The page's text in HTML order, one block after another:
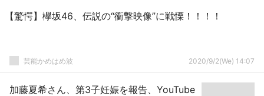
【驚愕】欅坂46、伝説の“衝撃映像”に戦慄！！！！
芸能かめはめ波 2020/9/2(We) 14:07
加藤夏希さん、第3子妊娠を報告、YouTube